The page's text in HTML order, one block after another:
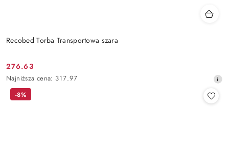
Recobed Torba Transportowa szara
Cena
promocyjna:
276.63
Najniższa
cena
Najniższa cena: 317.97
-8%